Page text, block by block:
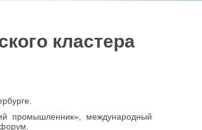
кластера
промышленник», международный